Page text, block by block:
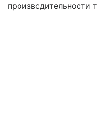
производительности